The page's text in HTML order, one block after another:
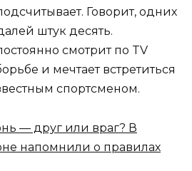
Говорит, одних
штук десять.
смотрит по TV
и мечтает встретиться
спортсменом.
— друг или враг? В
напомнили о правилах